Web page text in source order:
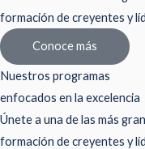
formación de creyentes y
Conoce más
Nuestros programas
enfocados en la excelencia
Únete a una de las más
formación de creyentes y